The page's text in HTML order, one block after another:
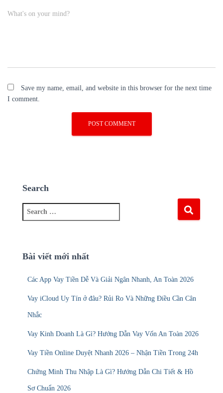
What's on your mind?
Save my name, email, and website in this browser for the next time
I comment.
Search
e
Bài viết mới nhất
Các App Vay Tiền Dễ Và Giải Ngân Nhanh, An Toàn 2026
Vay iCloud Uy Tín ở đâu? Rủi Ro Và Những Điều Cần Cân
Nhắc
Vay Kinh Doanh Là Gì? Hướng Dẫn Vay Vốn An Toàn 2026
Vay Tiền Online Duyệt Nhanh 2026 – Nhận Tiền Trong 24h
Chứng Minh Thu Nhập Là Gì? Hướng Dẫn Chi Tiết & Hồ
Sơ Chuẩn 2026